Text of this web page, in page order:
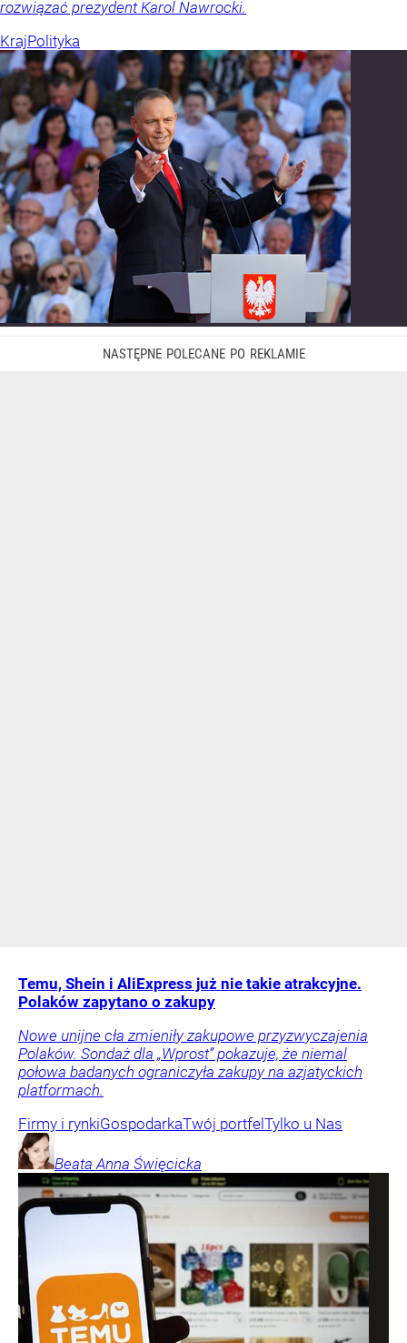
rozwiązać prezydent Karol Nawrocki.
KrajPolityka
Temu, Shein i AliExpress już nie takie atrakcyjne.
Polaków zapytano o zakupy
Nowe unijne cła zmieniły zakupowe przyzwyczajenia
Polaków. Sondaż dla „Wprost” pokazuje, że niemal
połowa badanych ograniczyła zakupy na azjatyckich
platformach.
Firmy i rynkiGospodarkaTwój portfelTylko u Nas
Beata Anna Święcicka